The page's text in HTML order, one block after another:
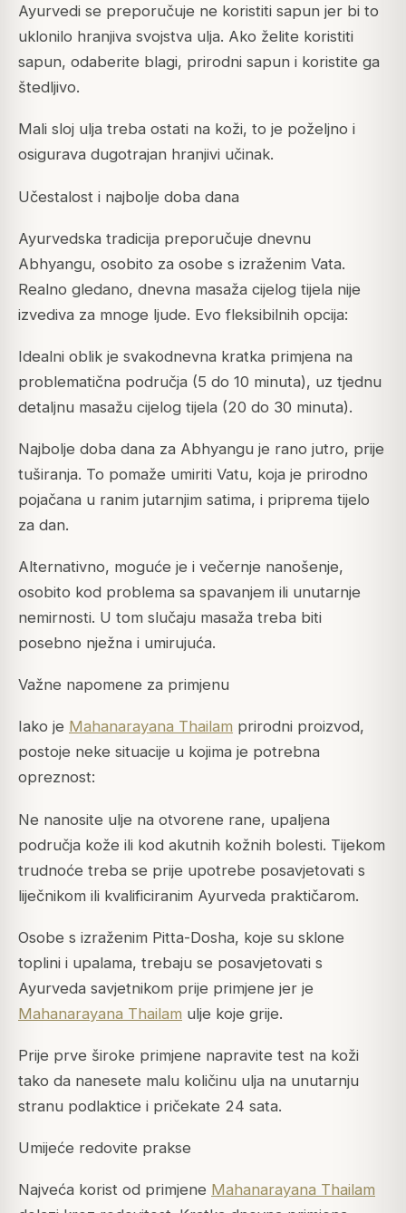
Ayurvedi se preporučuje ne koristiti sapun jer bi to
uklonilo hranjiva svojstva ulja. Ako želite koristiti
sapun, odaberite blagi, prirodni sapun i koristite ga
štedljivo.
Mali sloj ulja treba ostati na koži, to je poželjno i
osigurava dugotrajan hranjivi učinak.
Učestalost i najbolje doba dana
Ayurvedska tradicija preporučuje dnevnu
Abhyangu, osobito za osobe s izraženim Vata.
Realno gledano, dnevna masaža cijelog tijela nije
izvediva za mnoge ljude. Evo fleksibilnih opcija:
Idealni oblik je svakodnevna kratka primjena na
problematična područja (5 do 10 minuta), uz tjednu
detaljnu masažu cijelog tijela (20 do 30 minuta).
Najbolje doba dana za Abhyangu je rano jutro, prije
tuširanja. To pomaže umiriti Vatu, koja je prirodno
pojačana u ranim jutarnjim satima, i priprema tijelo
za dan.
Alternativno, moguće je i večernje nanošenje,
osobito kod problema sa spavanjem ili unutarnje
nemirnosti. U tom slučaju masaža treba biti
posebno nježna i umirujuća.
Važne napomene za primjenu
Iako je Mahanarayana Thailam prirodni proizvod,
postoje neke situacije u kojima je potrebna
opreznost:
Ne nanosite ulje na otvorene rane, upaljena
područja kože ili kod akutnih kožnih bolesti. Tijekom
trudnoće treba se prije upotrebe posavjetovati s
liječnikom ili kvalificiranim Ayurveda praktičarom.
Osobe s izraženim Pitta-Dosha, koje su sklone
toplini i upalama, trebaju se posavjetovati s
Ayurveda savjetnikom prije primjene jer je
Mahanarayana Thailam ulje koje grije.
Prije prve široke primjene napravite test na koži
tako da nanesete malu količinu ulja na unutarnju
stranu podlaktice i pričekate 24 sata.
Umijeće redovite prakse
Najveća korist od primjene Mahanarayana Thailam